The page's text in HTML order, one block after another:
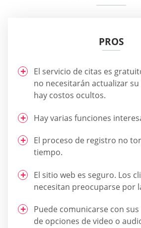
PROS
El servicio de citas es
no necesitarán actualizar
hay costos ocultos.
Hay varias funciones
El proceso de registro no
tiempo.
El sitio web es seguro. Los
necesitan preocuparse por
Puede comunicarse con
de opciones de video o